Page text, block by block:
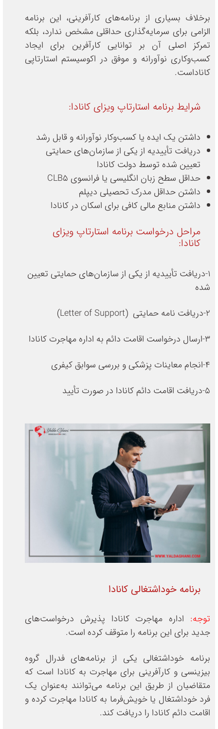
برخلاف بسیاری از برنامه‌های کارآفرینی، این برنامه
الزامی برای سرمایه‌گذاری حداقلی مشخص ندارد، بلکه
تمرکز اصلی آن بر توانایی کارآفرین برای ایجاد
کسب‌وکاری نوآورانه و موفق در اکوسیستم استارتاپی
کاناداست.
شرایط برنامه استارتاپ ویزای کانادا:
داشتن یک ایده یا کسب‌وکار نوآورانه و قابل رشد
دریافت تأییدیه از یکی از سازمان‌های حمایتی
تعیین شده توسط دولت کانادا
حداقل سطح زبان انگلیسی یا فرانسوی CLB5
داشتن حداقل مدرک تحصیلی دیپلم
داشتن منابع مالی کافی برای اسکان در کانادا
مراحل درخواست برنامه استارتاپ ویزای
کانادا:
1-دریافت تأییدیه از یکی از سازمان‌های حمایتی تعیین
شده
2-دریافت نامه حمایتی (Letter of Support)
3-ارسال درخواست اقامت دائم به اداره مهاجرت کانادا
4-انجام معاینات پزشکی و بررسی سوابق کیفری
5-دریافت اقامت دائم کانادا در صورت تأیید
برنامه خود‌اشتغالی کانادا
توجه: اداره مهاجرت کانادا پذیرش درخواست‌های
جدید برای این برنامه را متوقف کرده است.
برنامه خوداشتغالی یکی از برنامه‌های فدرال گروه
بیزینسی و کارآفرینی برای مهاجرت به کانادا است که
متقاضیان از طریق این برنامه می‌توانند به‌عنوان یک
فرد خوداشتغال یا خویش‌فرما به کانادا مهاجرت کرده و
اقامت دائم کانادا را دریافت کند.